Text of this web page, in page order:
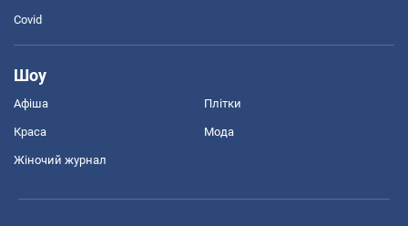
Covid
Шоу
Афіша Плітки
Краса Мода
Жіночий журнал